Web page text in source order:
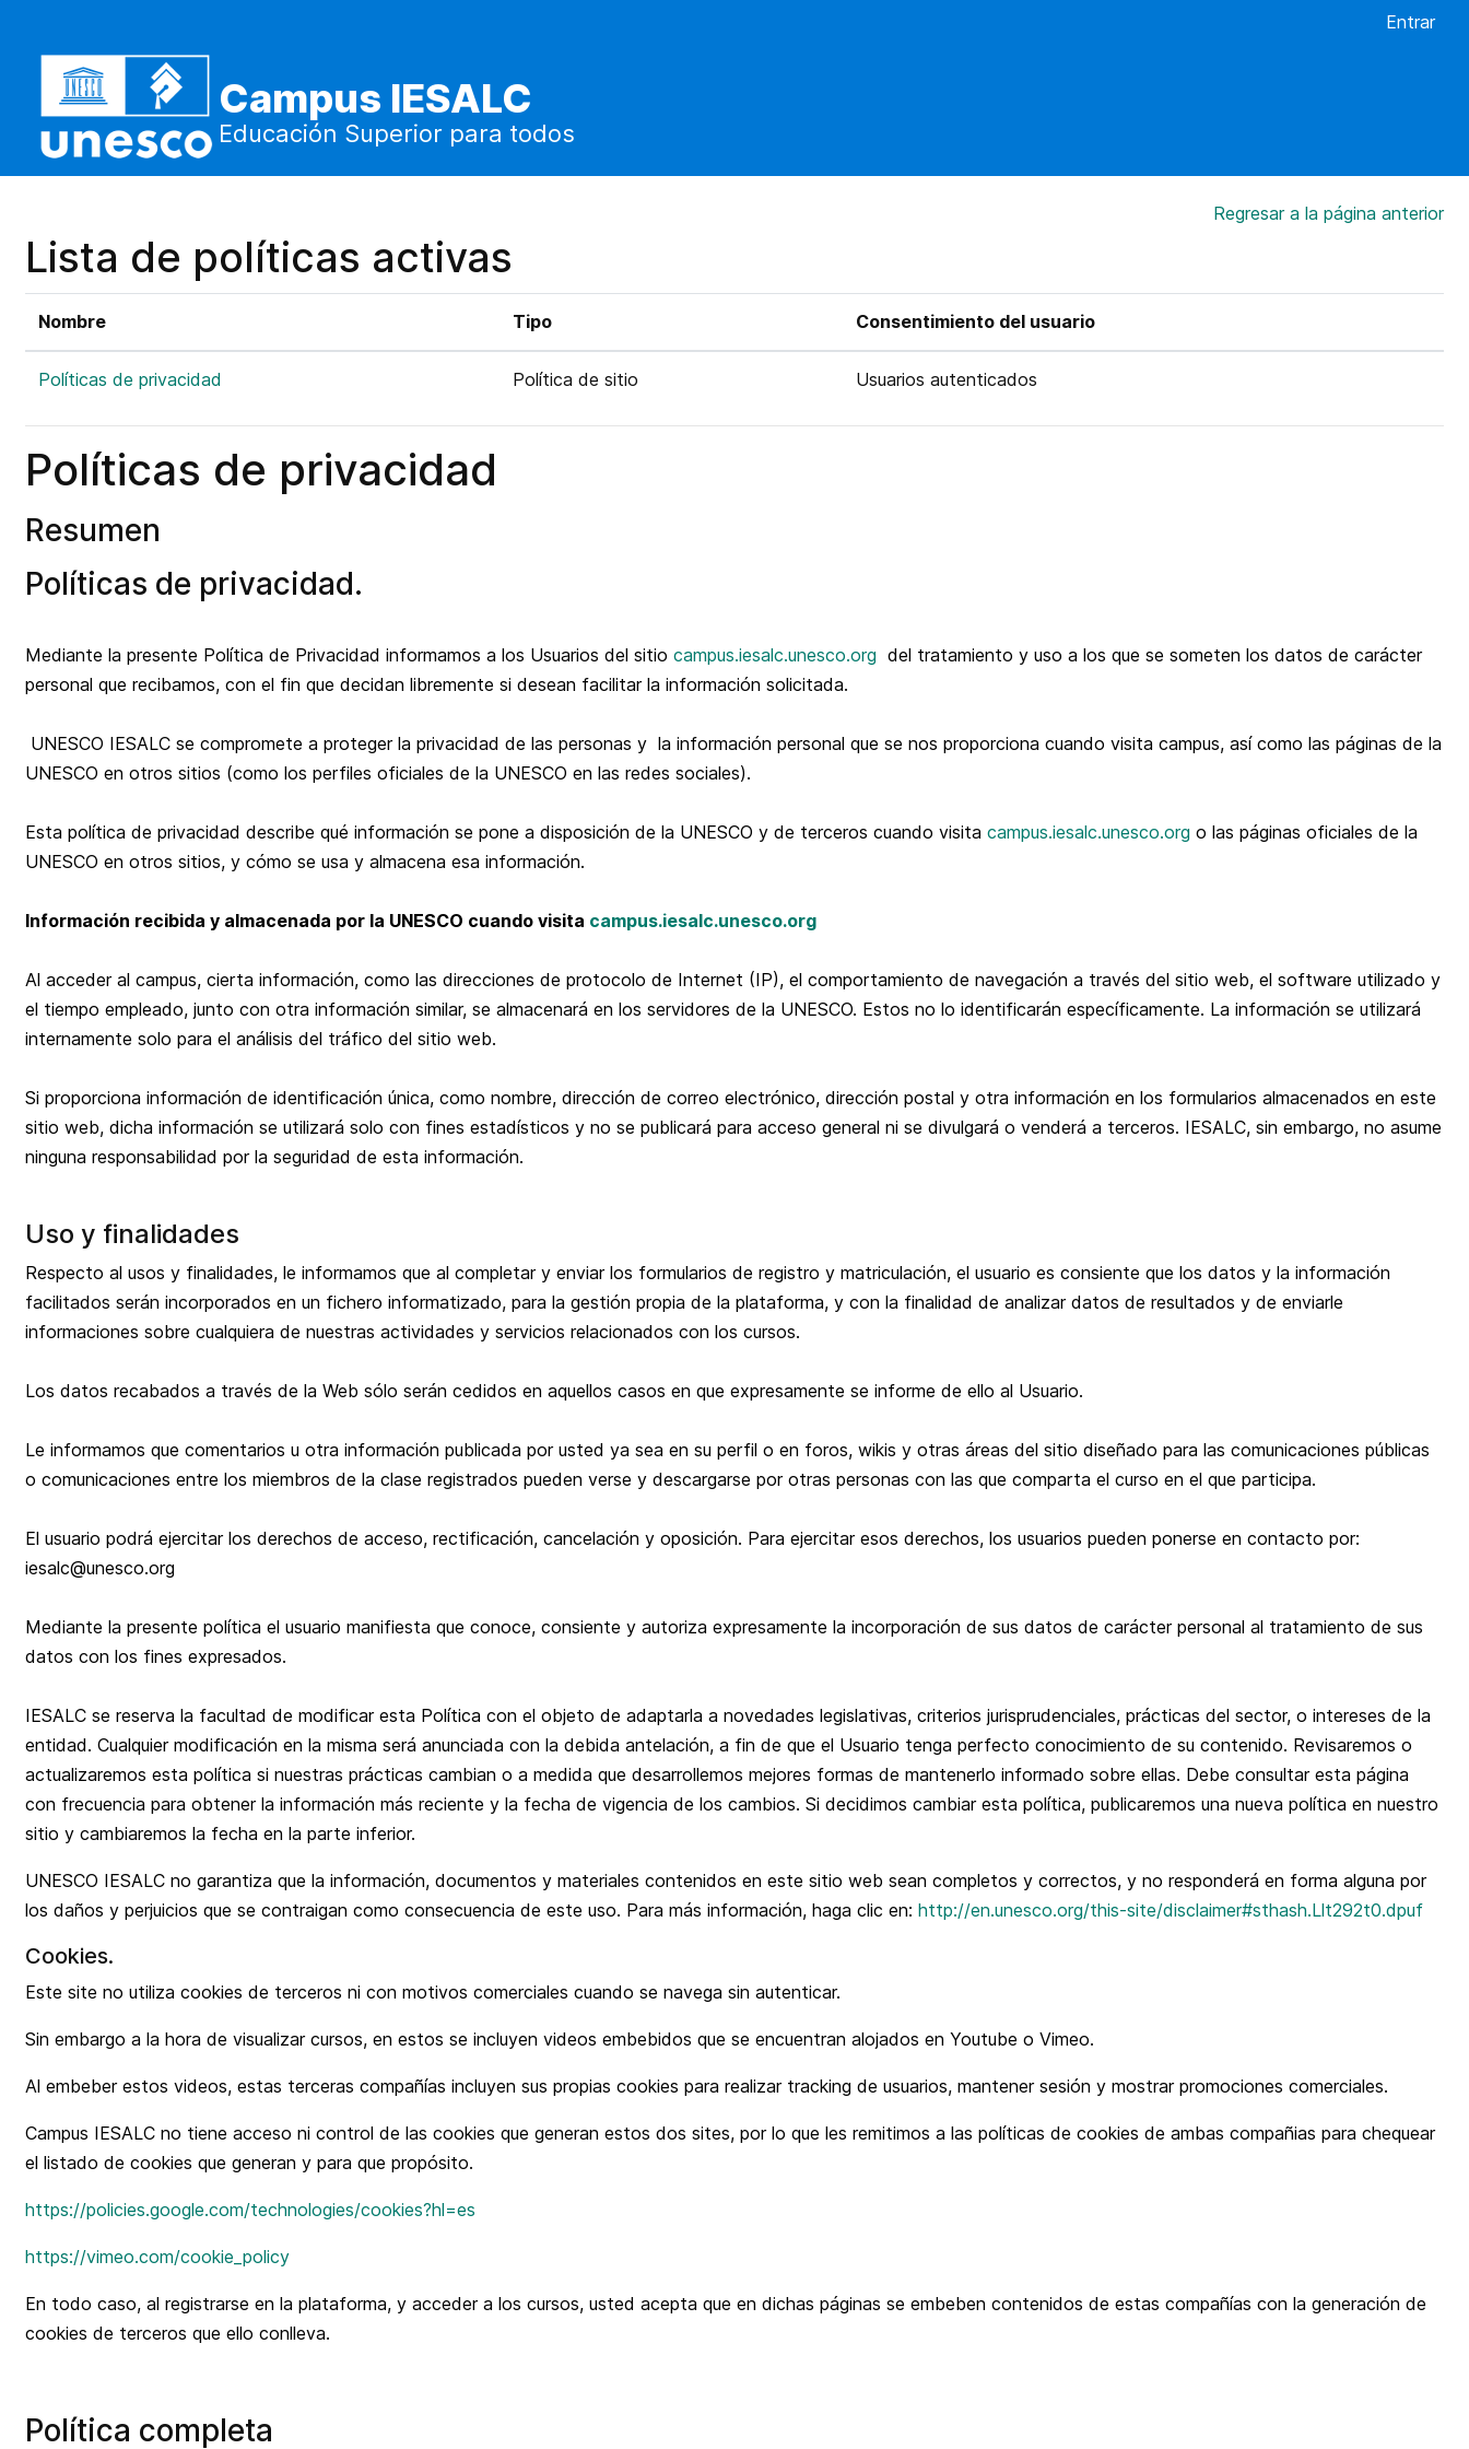
Entrar
Campus IESALC
Educación Superior para todos
Regresar a la página anterior
Lista de políticas activas
Nombre Tipo Consentimiento del usuario
Políticas de privacidad Política de sitio Usuarios autenticados
Políticas de privacidad
Resumen
Políticas de privacidad.
Mediante la presente Política de Privacidad informamos a los Usuarios del sitio campus.iesalc.unesco.org del tratamiento y uso a los que se someten los datos de carácter
personal que recibamos, con el fin que decidan libremente si desean facilitar la información solicitada.
UNESCO IESALC se compromete a proteger la privacidad de las personas y la información personal que se nos proporciona cuando visita campus, así como las páginas de la
UNESCO en otros sitios (como los perfiles oficiales de la UNESCO en las redes sociales).
Esta política de privacidad describe qué información se pone a disposición de la UNESCO y de terceros cuando visita campus.iesalc.unesco.org o las páginas oficiales de la
UNESCO en otros sitios, y cómo se usa y almacena esa información.
Información recibida y almacenada por la UNESCO cuando visita campus.iesalc.unesco.org
Al acceder al campus, cierta información, como las direcciones de protocolo de Internet (IP), el comportamiento de navegación a través del sitio web, el software utilizado y
el tiempo empleado, junto con otra información similar, se almacenará en los servidores de la UNESCO. Estos no lo identificarán específicamente. La información se utilizará
internamente solo para el análisis del tráfico del sitio web.
Si proporciona información de identificación única, como nombre, dirección de correo electrónico, dirección postal y otra información en los formularios almacenados en este
sitio web, dicha información se utilizará solo con fines estadísticos y no se publicará para acceso general ni se divulgará o venderá a terceros. IESALC, sin embargo, no asume
ninguna responsabilidad por la seguridad de esta información.
Uso y finalidades
Respecto al usos y finalidades, le informamos que al completar y enviar los formularios de registro y matriculación, el usuario es consiente que los datos y la información
facilitados serán incorporados en un fichero informatizado, para la gestión propia de la plataforma, y con la finalidad de analizar datos de resultados y de enviarle
informaciones sobre cualquiera de nuestras actividades y servicios relacionados con los cursos.
Los datos recabados a través de la Web sólo serán cedidos en aquellos casos en que expresamente se informe de ello al Usuario.
Le informamos que comentarios u otra información publicada por usted ya sea en su perfil o en foros, wikis y otras áreas del sitio diseñado para las comunicaciones públicas
o comunicaciones entre los miembros de la clase registrados pueden verse y descargarse por otras personas con las que comparta el curso en el que participa.
El usuario podrá ejercitar los derechos de acceso, rectificación, cancelación y oposición. Para ejercitar esos derechos, los usuarios pueden ponerse en contacto por:
iesalc@unesco.org
Mediante la presente política el usuario manifiesta que conoce, consiente y autoriza expresamente la incorporación de sus datos de carácter personal al tratamiento de sus
datos con los fines expresados.
IESALC se reserva la facultad de modificar esta Política con el objeto de adaptarla a novedades legislativas, criterios jurisprudenciales, prácticas del sector, o intereses de la
entidad. Cualquier modificación en la misma será anunciada con la debida antelación, a fin de que el Usuario tenga perfecto conocimiento de su contenido. Revisaremos o
actualizaremos esta política si nuestras prácticas cambian o a medida que desarrollemos mejores formas de mantenerlo informado sobre ellas. Debe consultar esta página
con frecuencia para obtener la información más reciente y la fecha de vigencia de los cambios. Si decidimos cambiar esta política, publicaremos una nueva política en nuestro
sitio y cambiaremos la fecha en la parte inferior.
UNESCO IESALC no garantiza que la información, documentos y materiales contenidos en este sitio web sean completos y correctos, y no responderá en forma alguna por
los daños y perjuicios que se contraigan como consecuencia de este uso. Para más información, haga clic en: http://en.unesco.org/this-site/disclaimer#sthash.Llt292t0.dpuf
Cookies.
Este site no utiliza cookies de terceros ni con motivos comerciales cuando se navega sin autenticar.
Sin embargo a la hora de visualizar cursos, en estos se incluyen videos embebidos que se encuentran alojados en Youtube o Vimeo.
Al embeber estos videos, estas terceras compañías incluyen sus propias cookies para realizar tracking de usuarios, mantener sesión y mostrar promociones comerciales.
Campus IESALC no tiene acceso ni control de las cookies que generan estos dos sites, por lo que les remitimos a las políticas de cookies de ambas compañias para chequear
el listado de cookies que generan y para que propósito.
https://policies.google.com/technologies/cookies?hl=es
https://vimeo.com/cookie_policy
En todo caso, al registrarse en la plataforma, y acceder a los cursos, usted acepta que en dichas páginas se embeben contenidos de estas compañías con la generación de
cookies de terceros que ello conlleva.
Política completa